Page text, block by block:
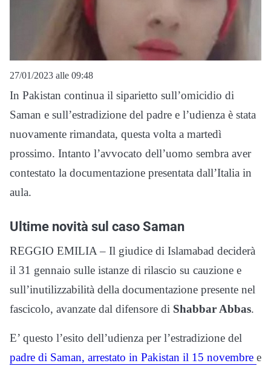
27/01/2023 alle 09:48
In Pakistan continua il siparietto sull’omicidio di
Saman e sull’estradizione del padre e l’udienza è stata
nuovamente rimandata, questa volta a martedì
prossimo. Intanto l’avvocato dell’uomo sembra aver
contestato la documentazione presentata dall’Italia in
aula.
Ultime novità sul caso Saman
REGGIO EMILIA – Il giudice di Islamabad deciderà
il 31 gennaio sulle istanze di rilascio su cauzione e
sull’inutilizzabilità della documentazione presente nel
fascicolo, avanzate dal difensore di Shabbar Abbas.
E’ questo l’esito dell’udienza per l’estradizione del
padre di Saman, arrestato in Pakistan il 15 novembre e